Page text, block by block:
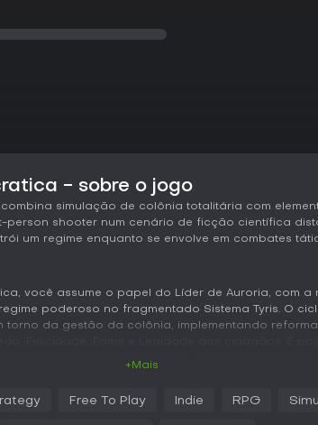
- sobre o jogo
simulação de colônia totalitária com
person shooter num cenário de ficção científica
um regime enquanto se envolve em combates
você assume o papel do Líder de Auroria, com a
poderoso no fragmentado Sistema Tyris. O
torno da gestão da colônia, implementando
+Mais
Free To Play Indie RPG